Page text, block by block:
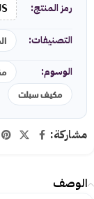
رمز المنتج:
التصنيفات:
الوسوم:
مكيف سبلت
مشاركة:
الوصف